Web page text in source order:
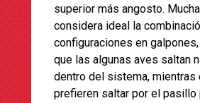
superior más angosto.
considera ideal la
configuraciones en
que las algunas aves saltan
dentro del sistema, mientras
prefieren saltar por el pasillo